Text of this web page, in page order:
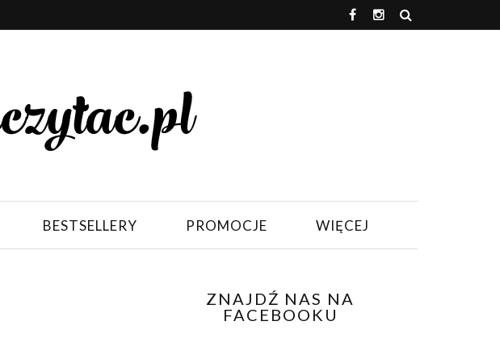
BESTSELLERY PROMOCJE WIĘCEJ
ZNAJDŹ NAS NA
FACEBOOKU